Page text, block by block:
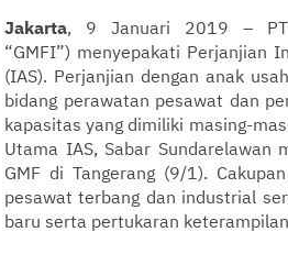
Jakarta, 9 Januari 2019 – PT
“GMFI”) menyepakati Perjanjian
(IAS). Perjanjian dengan anak
bidang perawatan pesawat dan
kapasitas yang dimiliki masing-
Utama IAS, Sabar
GMF di Tangerang (9/1).
pesawat terbang dan industrial
baru serta pertukaran